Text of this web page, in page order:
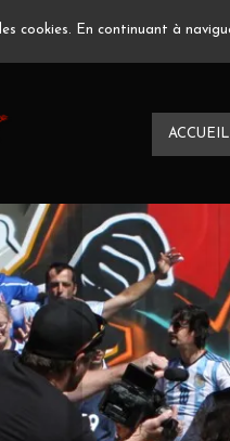
cookies. En continuant à
ACCUEIL